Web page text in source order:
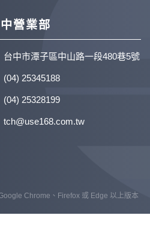
營業部
台中市潭子區中山路一段480巷5號
(04) 25345188
(04) 25328199
tch@use168.com.tw
Chrome、Firefox 或 Edge 以上版本